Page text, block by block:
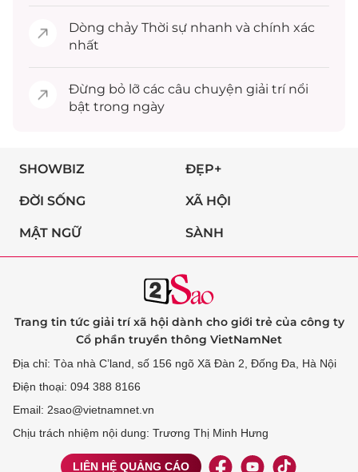
Dòng chảy Thời sự nhanh và chính xác
nhất
Đừng bỏ lỡ các câu chuyện giải trínổi
bật trong ngày
SHOWBIZ ĐẸP+
ĐỜI SỐNG XÃ HỘI
MẬT NGỮ SÀNH
Trang tin tức giải trí xã hội dành cho giới trẻ của công ty
Cổ phần truyền thông VietNamNet
Địa chỉ: Tòa nhà C’land, số 156 ngõ Xã Đàn 2, Đống Đa, Hà Nội
Điện thoại: 094 388 8166
Email: 2sao@vietnamnet.vn
Chịu trách nhiệm nội dung: Trương Thị Minh Hưng
LIÊN HỆ QUẢNG CÁO